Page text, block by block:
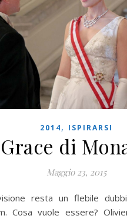
2014, ISPIRARSI
Grace di
Maggio 23, 2015
Cosa vuole essere?